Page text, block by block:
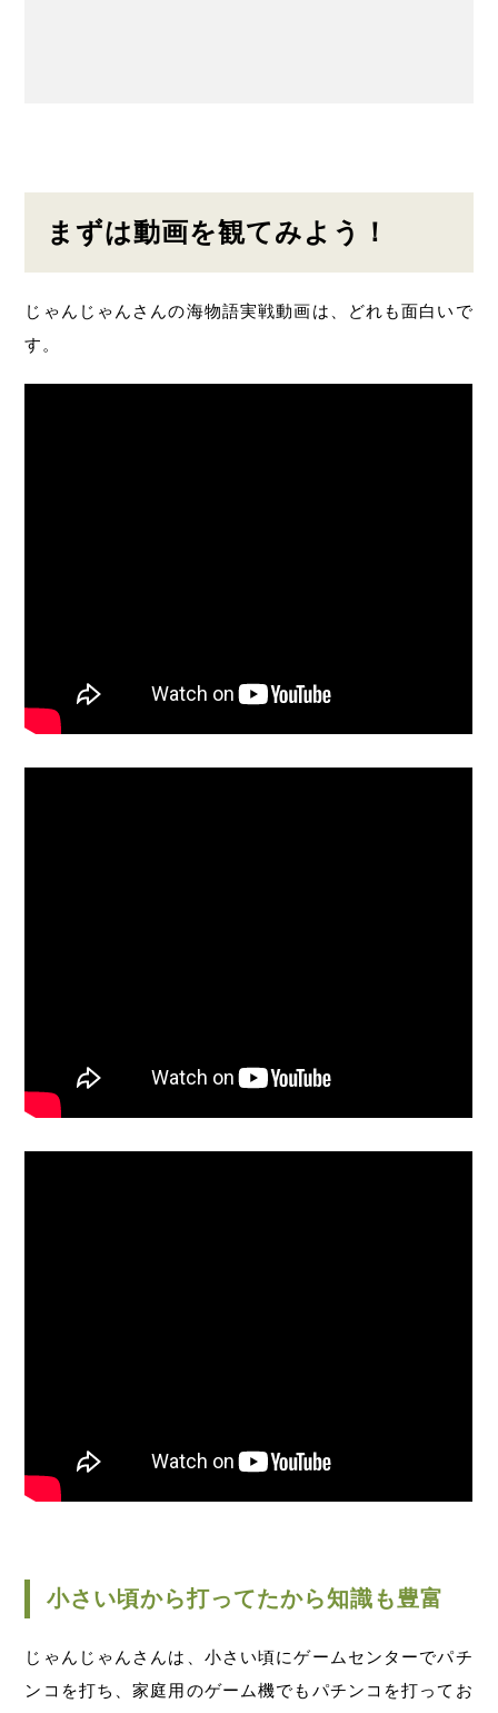
まずは動画を観てみよう！
じゃんじゃんさんの海物語実戦動画は、どれも面白いで
す。
小さい頃から打ってたから知識も豊富
じゃんじゃんさんは、小さい頃にゲームセンターでパチ
ンコを打ち、家庭用のゲーム機でもパチンコを打ってお